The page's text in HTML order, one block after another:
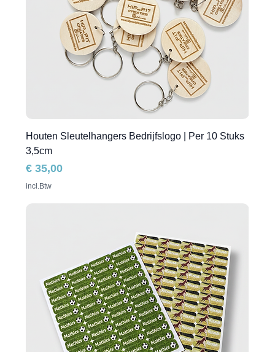
Houten Sleutelhangers Bedrijfslogo | Per 10 Stuks
3,5cm
Prijs
€ 35,00
incl.Btw